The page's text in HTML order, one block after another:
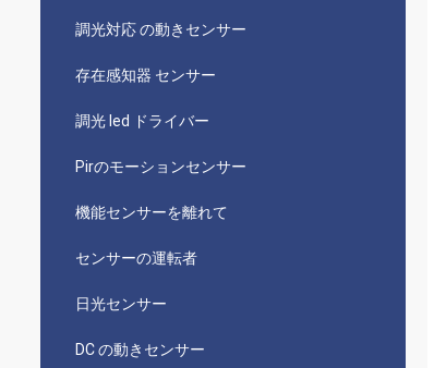
調光対応 の動きセンサー
存在感知器 センサー
調光 led ドライバー
Pirのモーションセンサー
機能センサーを離れて
センサーの運転者
日光センサー
DC の動きセンサー